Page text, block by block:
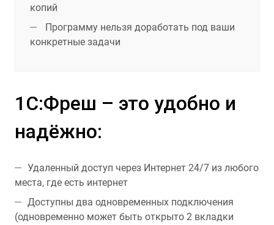
копий
Программу нельзя доработать под ваши
конкретные задачи
1С:Фреш – это удобно и
надёжно:
Удаленный доступ через Интернет 24/7 из любого
места, где есть интернет
Доступны два одновременных подключения
(одновременно может быть открыто 2 вкладки